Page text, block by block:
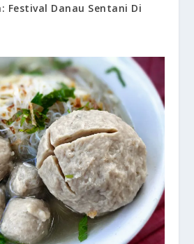
Festival Danau Sentani Di